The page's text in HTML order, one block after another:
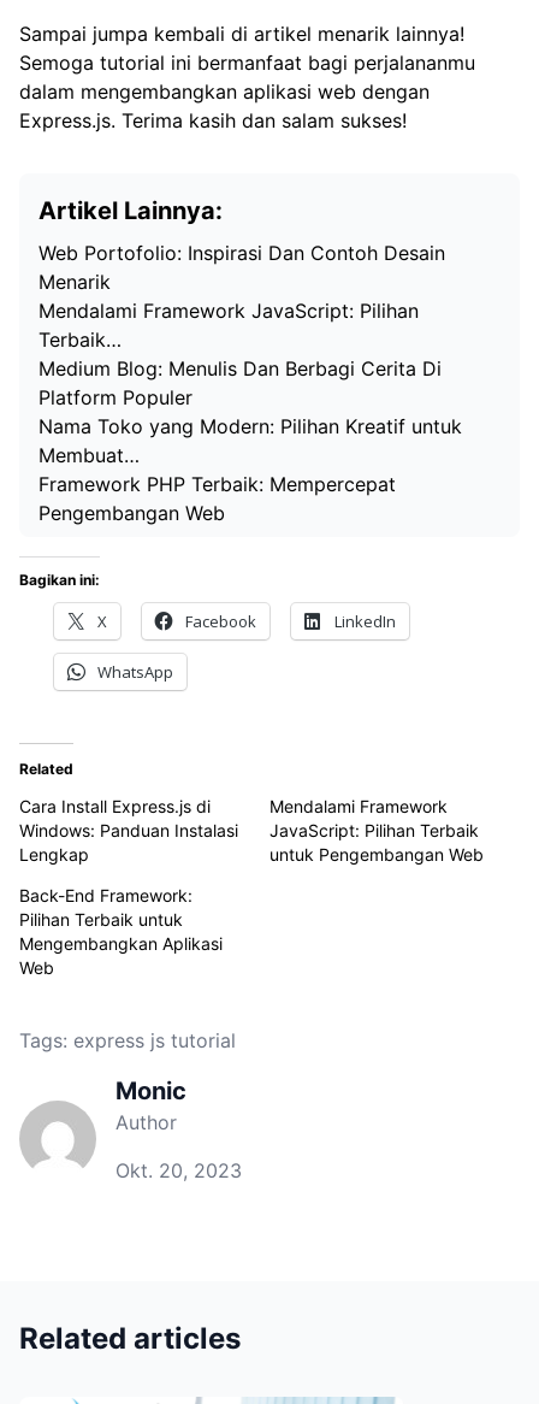
Sampai jumpa kembali di artikel menarik lainnya!
Semoga tutorial ini bermanfaat bagi perjalananmu
dalam mengembangkan aplikasi web dengan
Express.js. Terima kasih dan salam sukses!
Artikel Lainnya:
Web Portofolio: Inspirasi Dan Contoh Desain
Menarik
Mendalami Framework JavaScript: Pilihan
Terbaik…
Medium Blog: Menulis Dan Berbagi Cerita Di
Platform Populer
Nama Toko yang Modern: Pilihan Kreatif untuk
Membuat…
Framework PHP Terbaik: Mempercepat
Pengembangan Web
Bagikan ini:
X Facebook LinkedIn
WhatsApp
Related
Cara Install Express.js di
Windows: Panduan Instalasi
Lengkap
Mendalami Framework
JavaScript: Pilihan Terbaik
untuk Pengembangan Web
Back-End Framework:
Pilihan Terbaik untuk
Mengembangkan Aplikasi
Web
Tags: express js tutorial
Monic
Author
Okt. 20, 2023
Related articles